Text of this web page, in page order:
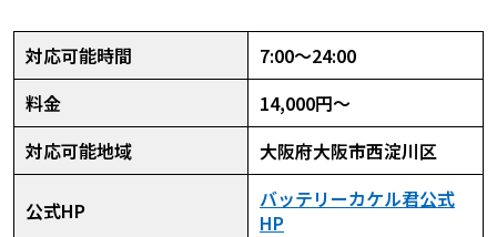
対応可能時間
7:00～24:00
料金
14,000円～
対応可能地域
大阪府大阪市西淀川区
公式HP
バッテリーカケル君公式
HP